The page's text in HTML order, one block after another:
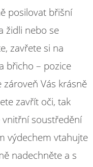
posilovat břišní
židli nebo se
zavřete si na
břicho – pozice
Vás krásně
zavřít oči, tak
vnitřní soustředění
výdechem vtahujte
nadechněte a s